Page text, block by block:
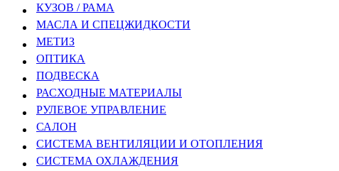
КУЗОВ / РАМА
МАСЛА И СПЕЦЖИДКОСТИ
МЕТИЗ
ОПТИКА
ПОДВЕСКА
РАСХОДНЫЕ МАТЕРИАЛЫ
РУЛЕВОЕ УПРАВЛЕНИЕ
САЛОН
СИСТЕМА ВЕНТИЛЯЦИИ И ОТОПЛЕНИЯ
СИСТЕМА ОХЛАЖДЕНИЯ